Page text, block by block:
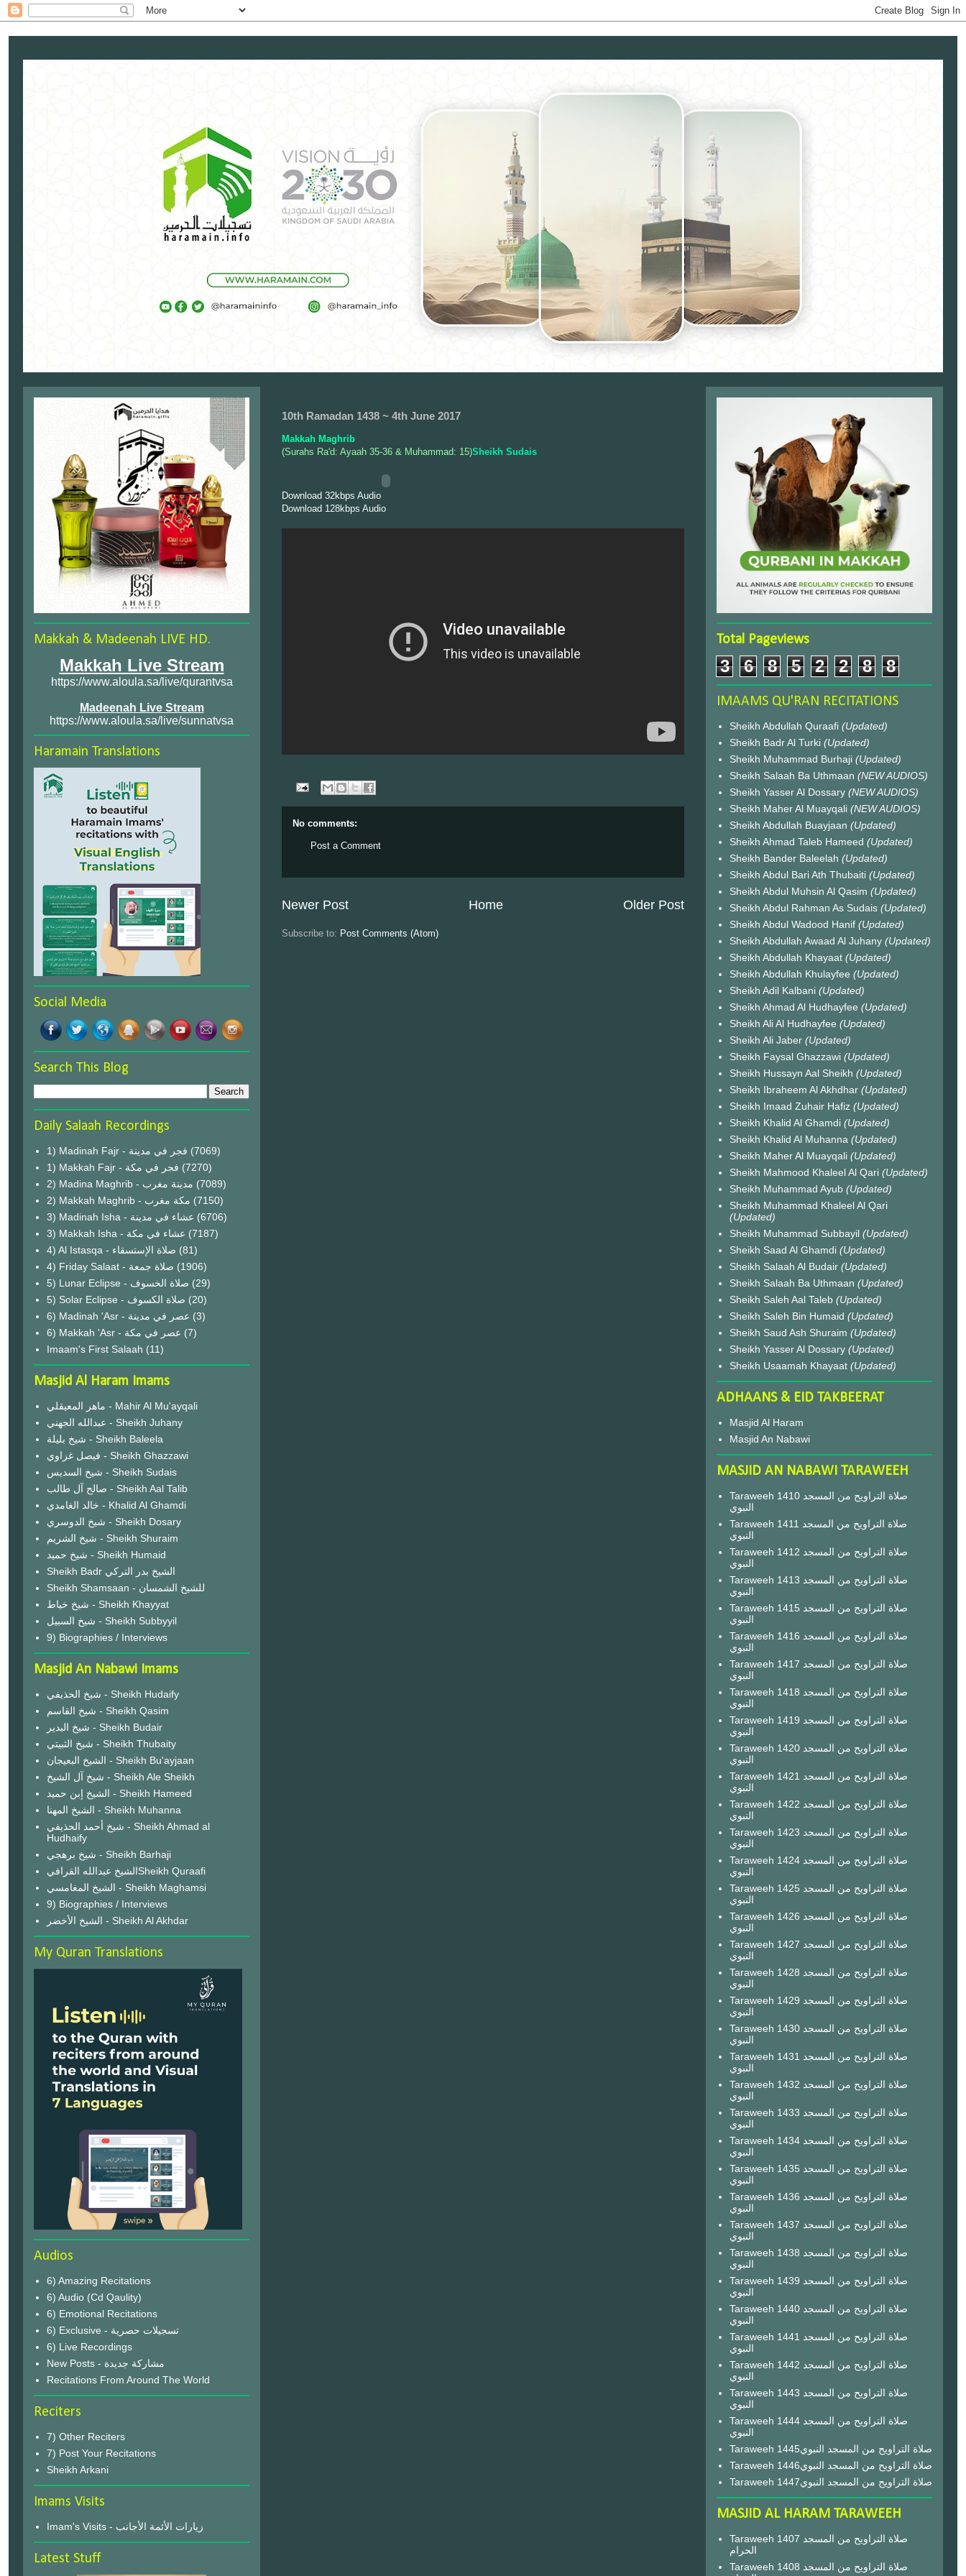
10th Ramadan 1438 ~ 4th June 2017
Makkah Maghrib
(Surahs Ra'd: Ayaah 35-36 & Muhammad: 15)Sheikh Sudais
Download 32kbps Audio
Download 128kbps Audio
No comments:
Post a Comment
Newer Post Older Post
Home
Subscribe to: Post Comments (Atom)
Makkah & Madeenah LIVE HD.
Makkah Live Stream
https://www.aloula.sa/live/qurantvsa
Madeenah Live Stream
https://www.aloula.sa/live/sunnatvsa
Haramain Translations
Social Media
Search This Blog
Daily Salaah Recordings
1) Madinah Fajr - فجر في مدينة (7069)
1) Makkah Fajr - فجر في مكة (7270)
2) Madina Maghrib - مدينة مغرب (7089)
2) Makkah Maghrib - مكة مغرب (7150)
3) Madinah Isha - عشاء في مدينة (6706)
3) Makkah Isha - عشاء في مكة (7187)
4) Al Istasqa - صلاة الإستسقاء (81)
4) Friday Salaat - صلاة جمعة (1906)
5) Lunar Eclipse - صلاة الخسوف (29)
(20)
6) Madinah 'Asr - عصر في مدينة (3)
6) Makkah 'Asr - عصر في مكة (7)
Imaam's First Salaah (11)
Masjid Al Haram Imams
ماهر المعيقلي - Mahir Al Mu'ayqali
عبدالله الجهني - Sheikh Juhany
شيخ بليلة - Sheikh Baleela
فيصل غزاوي - Sheikh Ghazzawi
شيخ السديس - Sheikh Sudais
صالح آل طالب - Sheikh Aal Talib
خالد الغامدي - Khalid Al Ghamdi
شيخ الدوسري - Sheikh Dosary
شيخ الشريم - Sheikh Shuraim
شيخ حميد - Sheikh Humaid
Sheikh Badr الشيخ بدر التركي
Sheikh Shamsaan - للشيخ الشمسان
شيخ خياط - Sheikh Khayyat
شيخ السبيل - Sheikh Subbyyil
9) Biographies / Interviews
Masjid An Nabawi Imams
شيخ الحذيفي - Sheikh Hudaify
شيخ القاسم - Sheikh Qasim
شيخ البدير - Sheikh Budair
شيخ الثبيتي - Sheikh Thubaity
الشيخ البعيجان - Sheikh Bu'ayjaan
شيخ آل الشيخ - Sheikh Ale Sheikh
الشيخ إبن حميد - Sheikh Hameed
الشيخ المهنا - Sheikh Muhanna
شيخ أحمد الحذيفي - Sheikh Ahmad al
Hudhaify
شيخ برهجي - Sheikh Barhaji
الشيخ عبدالله القرافيSheikh Quraafi
الشيخ المغامسي - Sheikh Maghamsi
9) Biographies / Interviews
الشيخ الأخضر - Sheikh Al Akhdar
My Quran Translations
Audios
6) Amazing Recitations
6) Audio (Cd Qaulity)
6) Emotional Recitations
6) Exclusive - تسجيلات حصرية
6) Live Recordings
New Posts - مشاركة جديدة
Recitations From Around The World
Reciters
7) Other Reciters
7) Post Your Recitations
Sheikh Arkani
Imams Visits
Imam's Visits - زيارات الأئمة الأجانب
Latest Stuff
Total Pageviews
3 6 8 5 2 2 8 8
IMAAMS QU'RAN RECITATIONS
Sheikh Abdullah Quraafi (Updated)
Sheikh Badr Al Turki (Updated)
Sheikh Muhammad Burhaji (Updated)
Sheikh Salaah Ba Uthmaan (NEW AUDIOS)
Sheikh Yasser Al Dossary (NEW AUDIOS)
Sheikh Maher Al Muayqali (NEW AUDIOS)
Sheikh Abdullah Buayjaan (Updated)
Sheikh Ahmad Taleb Hameed (Updated)
Sheikh Bander Baleelah (Updated)
Sheikh Abdul Bari Ath Thubaiti (Updated)
Sheikh Abdul Muhsin Al Qasim (Updated)
Sheikh Abdul Rahman As Sudais (Updated)
Sheikh Abdul Wadood Hanif (Updated)
Sheikh Abdullah Awaad Al Juhany (Updated)
Sheikh Abdullah Khayaat (Updated)
Sheikh Abdullah Khulayfee (Updated)
Sheikh Adil Kalbani (Updated)
Sheikh Ahmad Al Hudhayfee (Updated)
Sheikh Ali Al Hudhayfee (Updated)
Sheikh Ali Jaber (Updated)
Sheikh Faysal Ghazzawi (Updated)
Sheikh Hussayn Aal Sheikh (Updated)
Sheikh Ibraheem Al Akhdhar (Updated)
Sheikh Imaad Zuhair Hafiz (Updated)
Sheikh Khalid Al Ghamdi (Updated)
Sheikh Khalid Al Muhanna (Updated)
Sheikh Maher Al Muayqali (Updated)
Sheikh Mahmood Khaleel Al Qari (Updated)
Sheikh Muhammad Ayub (Updated)
Sheikh Muhammad Khaleel Al Qari
(Updated)
Sheikh Muhammad Subbayil (Updated)
Sheikh Saad Al Ghamdi (Updated)
Sheikh Salaah Al Budair (Updated)
Sheikh Salaah Ba Uthmaan (Updated)
Sheikh Saleh Aal Taleb (Updated)
Sheikh Saleh Bin Humaid (Updated)
Sheikh Saud Ash Shuraim (Updated)
Sheikh Yasser Al Dossary (Updated)
Sheikh Usaamah Khayaat (Updated)
ADHAANS & EID TAKBEERAT
Masjid Al Haram
Masjid An Nabawi
MASJID AN NABAWI TARAWEEH
Taraweeh 1410 صلاة التراويح من المسجد
النبوي
Taraweeh 1411 صلاة التراويح من المسجد
النبوي
Taraweeh 1412 صلاة التراويح من المسجد
النبوي
Taraweeh 1413 صلاة التراويح من المسجد
النبوي
Taraweeh 1415 صلاة التراويح من المسجد
النبوي
Taraweeh 1416 صلاة التراويح من المسجد
النبوي
Taraweeh 1417 صلاة التراويح من المسجد
النبوي
Taraweeh 1418 صلاة التراويح من المسجد
النبوي
Taraweeh 1419 صلاة التراويح من المسجد
النبوي
Taraweeh 1420 صلاة التراويح من المسجد
النبوي
Taraweeh 1421 صلاة التراويح من المسجد
النبوي
Taraweeh 1422 صلاة التراويح من المسجد
النبوي
Taraweeh 1423 صلاة التراويح من المسجد
النبوي
Taraweeh 1424 صلاة التراويح من المسجد
النبوي
Taraweeh 1425 صلاة التراويح من المسجد
النبوي
Taraweeh 1426 صلاة التراويح من المسجد
النبوي
Taraweeh 1427 صلاة التراويح من المسجد
النبوي
Taraweeh 1428 صلاة التراويح من المسجد
النبوي
Taraweeh 1429 صلاة التراويح من المسجد
النبوي
Taraweeh 1430 صلاة التراويح من المسجد
النبوي
Taraweeh 1431 صلاة التراويح من المسجد
النبوي
Taraweeh 1432 صلاة التراويح من المسجد
النبوي
Taraweeh 1433 صلاة التراويح من المسجد
النبوي
Taraweeh 1434 صلاة التراويح من المسجد
النبوي
Taraweeh 1435 صلاة التراويح من المسجد
النبوي
Taraweeh 1436 صلاة التراويح من المسجد
النبوي
Taraweeh 1437 صلاة التراويح من المسجد
النبوي
Taraweeh 1438 صلاة التراويح من المسجد
النبوي
Taraweeh 1439 صلاة التراويح من المسجد
النبوي
Taraweeh 1440 صلاة التراويح من المسجد
النبوي
Taraweeh 1441 صلاة التراويح من المسجد
النبوي
Taraweeh 1442 صلاة التراويح من المسجد
النبوي
Taraweeh 1443 صلاة التراويح من المسجد
النبوي
Taraweeh 1444 صلاة التراويح من المسجد
النبوي
Taraweeh 1445صلاة التراويح من المسجد النبوي
Taraweeh 1446صلاة التراويح من المسجد النبوي
Taraweeh 1447صلاة التراويح من المسجد النبوي
MASJID AL HARAM TARAWEEH
Taraweeh 1407 صلاة التراويح من المسجد
الحرام
Taraweeh 1408 صلاة التراويح من المسجد